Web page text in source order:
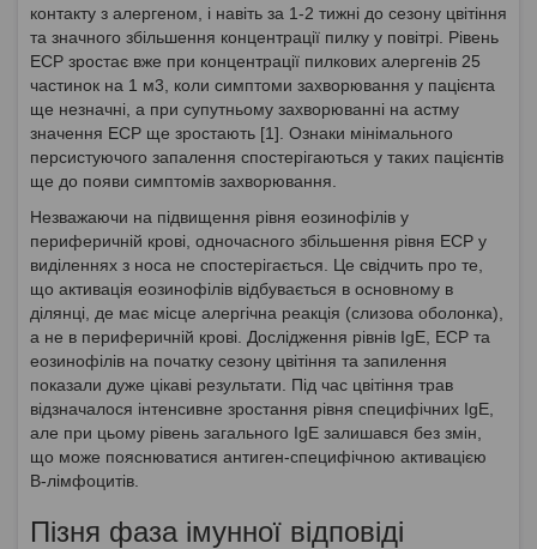
контакту з алергеном, і навіть за 1-2 тижні до сезону цвітіння
та значного збільшення концентрації пилку у повітрі. Рівень
ECP зростає вже при концентрації пилкових алергенів 25
частинок на 1 м3, коли симптоми захворювання у пацієнта
ще незначні, а при супутньому захворюванні на астму
значення ECP ще зростають [1]. Ознаки мінімального
персистуючого запалення спостерігаються у таких пацієнтів
ще до появи симптомів захворювання.
Незважаючи на підвищення рівня еозинофілів у
периферичній крові, одночасного збільшення рівня ECP у
виділеннях з носа не спостерігається. Це свідчить про те,
що активація еозинофілів відбувається в основному в
ділянці, де має місце алергічна реакція (слизова оболонка),
а не в периферичній крові. Дослідження рівнів IgE, ЕСР та
еозинофілів на початку сезону цвітіння та запилення
показали дуже цікаві результати. Під час цвітіння трав
відзначалося інтенсивне зростання рівня специфічних IgE,
але при цьому рівень загального IgE залишався без змін,
що може пояснюватися антиген-специфічною активацією
В-лімфоцитів.
Пізня фаза імунної відповіді